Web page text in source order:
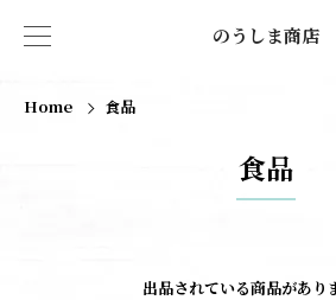
のうしま商店
Home 食品
食品
出品されている商品があり